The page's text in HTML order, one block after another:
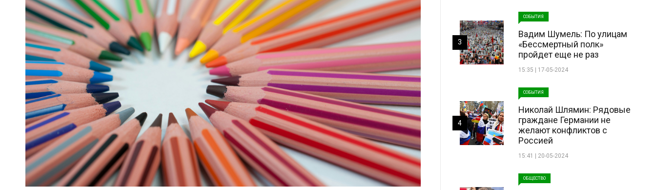
СОБЫТИЯ
Вадим Шумель: По улицам
«Бессмертный полк»
пройдет еще не раз
15:35 | 17-05-2024
3
СОБЫТИЯ
Николай Шлямин: Рядовые
граждане Германии не
желают конфликтов с
Россией
15:41 | 20-05-2024
4
ОБЩЕСТВО